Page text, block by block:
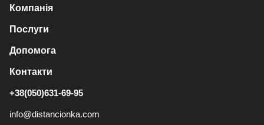
Компанія
Послуги
Допомога
Контакти
+38(050)631-69-95
info@distancionka.com